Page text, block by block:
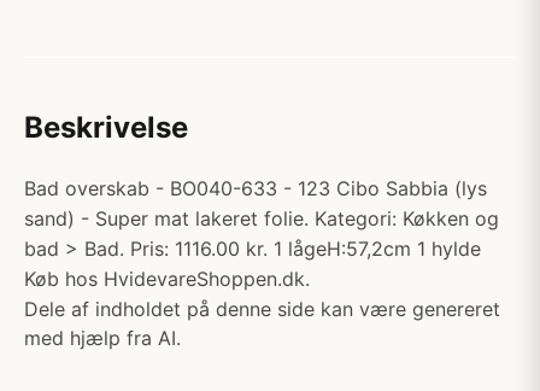
Beskrivelse
Bad overskab - BO040-633 - 123 Cibo Sabbia (lys
sand) - Super mat lakeret folie. Kategori: Køkken og
bad > Bad. Pris: 1116.00 kr. 1 lågeH:57,2cm 1 hylde
Køb hos HvidevareShoppen.dk.
Dele af indholdet på denne side kan være genereret
med hjælp fra AI.